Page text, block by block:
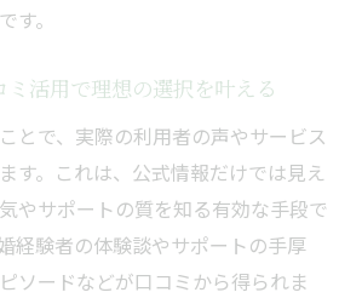
す。
ミ活用で理想の選択を叶える
とで、実際の利用者の声やサービス
す。これは、公式情報だけでは見え
やサポートの質を知る有効な手段で
経験者の体験談やサポートの手厚
ソードなどが口コミから得られま